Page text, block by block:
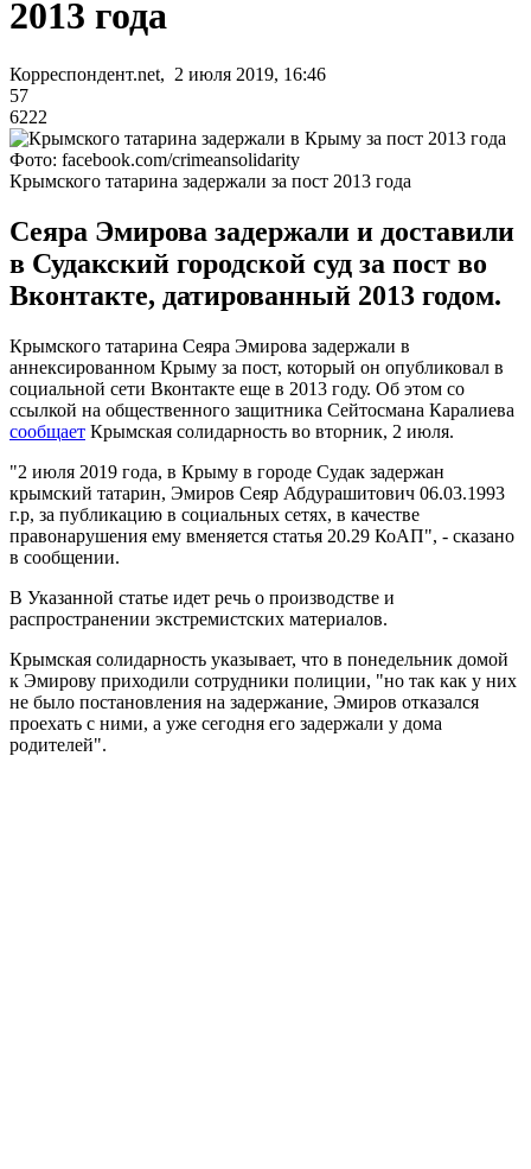
2013 года
Корреспондент.net, 2 июля 2019, 16:46
57
6222
Фото: facebook.com/crimeansolidarity
Крымского татарина задержали за пост 2013 года
Сеяра Эмирова задержали и доставили
в Судакский городской суд за пост во
Вконтакте, датированный 2013 годом.
Крымского татарина Сеяра Эмирова задержали в
аннексированном Крыму за пост, который он опубликовал в
социальной сети Вконтакте еще в 2013 году. Об этом со
ссылкой на общественного защитника Сейтосмана Каралиева
сообщает Крымская солидарность во вторник, 2 июля.
"2 июля 2019 года, в Крыму в городе Судак задержан
крымский татарин, Эмиров Сеяр Абдурашитович 06.03.1993
г.р, за публикацию в социальных сетях, в качестве
правонарушения ему вменяется статья 20.29 КоАП", - сказано
в сообщении.
В Указанной статье идет речь о производстве и
распространении экстремистских материалов.
Крымская солидарность указывает, что в понедельник домой
к Эмирову приходили сотрудники полиции, "но так как у них
не было постановления на задержание, Эмиров отказался
проехать с ними, а уже сегодня его задержали у дома
родителей".